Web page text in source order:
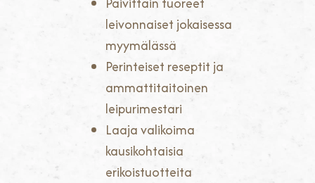
leivonnaiset jokaisessa
myymälässä
Perinteiset reseptit ja
ammattitaitoinen
leipurimestari
Laaja valikoima
kausikohtaisia
erikoistuotteita